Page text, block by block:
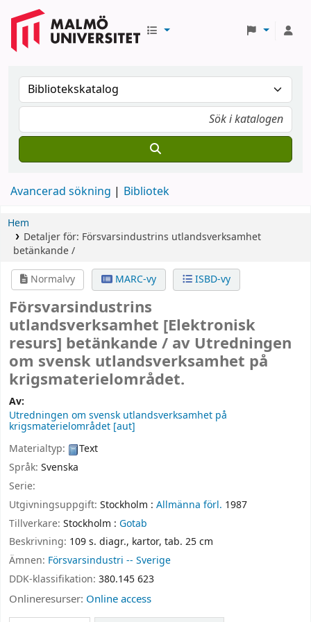
Avancerad sökning Bibliotek
Hem
Detaljer för: Försvarsindustrins utlandsverksamhet
betänkande /
Normalvy
MARC-vy ISBD-vy
Försvarsindustrins
utlandsverksamhet [Elektronisk
resurs] betänkande / av Utredningen
om svensk utlandsverksamhet på
krigsmaterielområdet.
Av:
Utredningen om svensk utlandsverksamhet på
krigsmaterielområdet [aut]
Materialtyp:
Text
Språk: Svenska
Serie:
Utgivningsuppgift: Stockholm : Allmänna förl. 1987
Tillverkare: Stockholm : Gotab
Beskrivning: 109 s. diagr., kartor, tab. 25 cm
Ämnen: Försvarsindustri -- Sverige
DDK-klassifikation: 380.145 623
Onlineresurser: Online access